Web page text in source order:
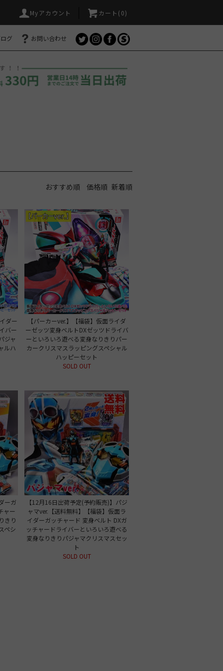
Myアカウント カート( 0)
グ お問い合わせ
おすすめ順 価格順 新着順
ダー
バー
ジャ
ルハ
【パーカーver.】【福袋】仮面ライダ
ーゼッツ変身ベルトDXゼッツドライバ
ーといろいろ遊べる変身なりきりパー
カークリスマスラッピングスペシャル
ハッピーセット
SOLD OUT
ーガ
ャー
きり
ペシ
【12月16日出荷予定(予約販売)】パジ
ャマver.【送料無料】【福袋】仮面ラ
イダーガッチャード 変身ベルト DXガ
ッチャードライバーといろいろ遊べる
変身なりきりパジャマクリスマスセッ
ト
SOLD OUT